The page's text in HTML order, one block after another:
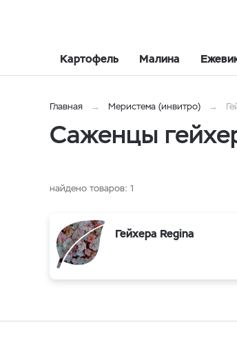
Картофель Малина
Главная Меристема (инвитро)
Саженцы
найдено товаров: 1
Гейхера Regina